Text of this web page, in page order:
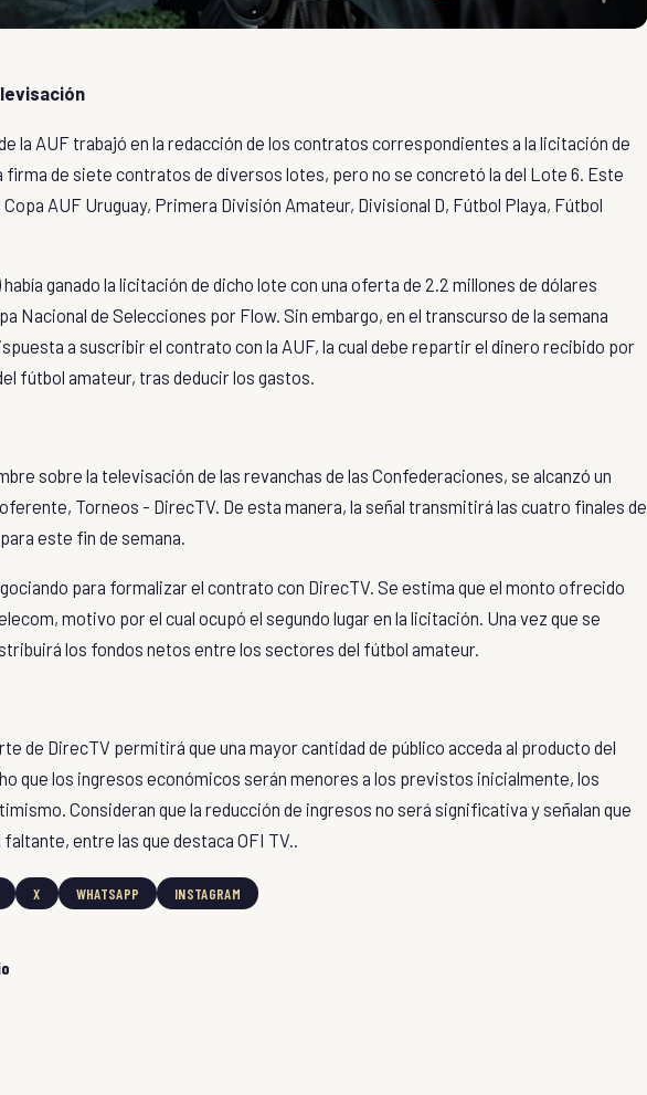
la AUF trabajó en la redacción de los contratos correspondientes a la licitación de
de siete contratos de diversos lotes, pero no se concretó la del Lote 6. Este
Copa AUF Uruguay, Primera División Amateur, Divisional D, Fútbol Playa, Fútbol
había ganado la licitación de dicho lote con una oferta de 2.2 millones de dólares
Nacional de Selecciones por Flow. Sin embargo, en el transcurso de la semana
a suscribir el contrato con la AUF, la cual debe repartir el dinero recibido por
fútbol amateur, tras deducir los gastos.
sobre la televisación de las revanchas de las Confederaciones, se alcanzó un
Torneos - DirecTV. De esta manera, la señal transmitirá las cuatro finales de
este fin de semana.
para formalizar el contrato con DirecTV. Se estima que el monto ofrecido
motivo por el cual ocupó el segundo lugar en la licitación. Una vez que se
los fondos netos entre los sectores del fútbol amateur.
de DirecTV permitirá que una mayor cantidad de público acceda al producto del
que los ingresos económicos serán menores a los previstos inicialmente, los
Consideran que la reducción de ingresos no será significativa y señalan que
entre las que destaca OFI TV
X WHATSAPP INSTAGRAM